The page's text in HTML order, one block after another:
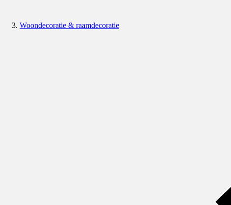
Woondecoratie & raamdecoratie